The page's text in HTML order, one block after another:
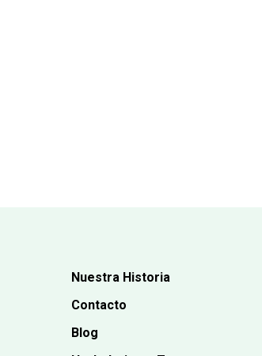
Nuestra Historia
Contacto
Blog